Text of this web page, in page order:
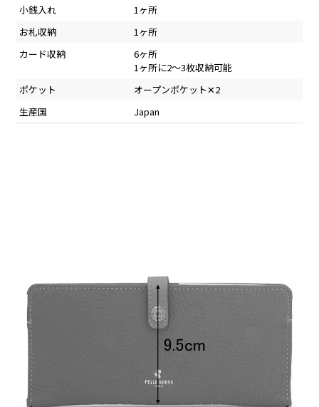
小銭入れ
1ヶ所
お札収納
1ヶ所
カード収納
6ヶ所
1ヶ所に2～3枚収納可能
ポケット
オープンポケット✕2
生産国
Japan